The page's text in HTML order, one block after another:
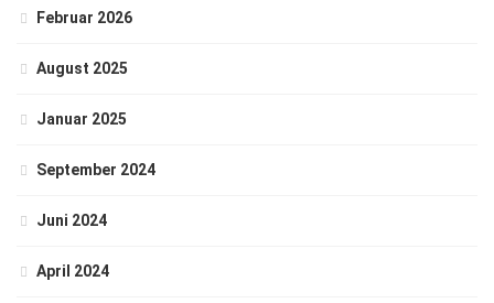
Februar 2026
August 2025
Januar 2025
September 2024
Juni 2024
April 2024